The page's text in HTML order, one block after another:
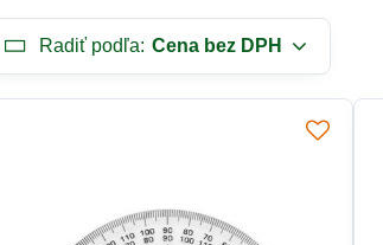
Radiť podľa: Cena bez DPH